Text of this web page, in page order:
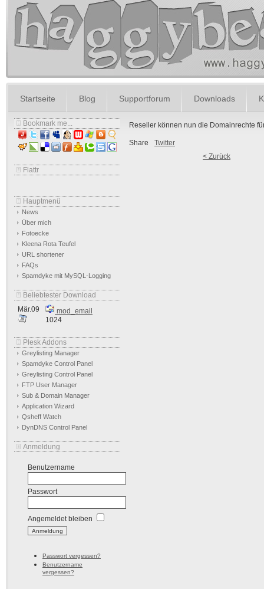
Startseite Blog Supportforum Downloads
Bookmark me...
Flattr
Hauptmenü
News
Über mich
Fotoecke
Kleena Rota Teufel
URL shortener
FAQs
Spamdyke mit MySQL-Logging
Beliebtester Download
Mär.09
mod_email
1024
Plesk Addons
Greylisting Manager
Spamdyke Control Panel
Greylisting Control Panel
FTP User Manager
Sub & Domain Manager
Application Wizard
Qsheff Watch
DynDNS Control Panel
Anmeldung
Benutzername
Passwort
Angemeldet bleiben
Passwort vergessen?
Benutzername
vergessen?
Reseller können nun die Domainrechte
Share
Twitter
< Zurück